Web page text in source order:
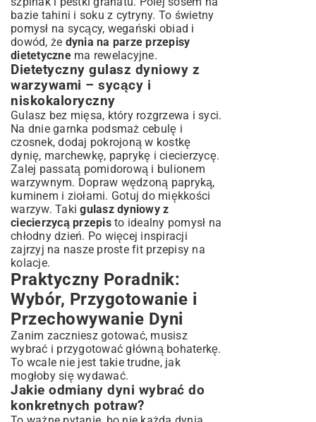
bazie tahini i soku z cytryny. To świetny
pomysł na sycący, wegański obiad i
dowód, że dynia na parze przepisy
dietetycznema rewelacyjne.
Dietetyczny gulasz dyniowy z
warzywami – sycący i
niskokaloryczny
Gulasz bez mięsa, który rozgrzewa i syci.
Na dnie garnka podsmaż cebulę i
czosnek, dodaj pokrojoną w kostkę
dynię, marchewkę, paprykę i ciecierzycę.
Zalej passatą pomidorową i bulionem
warzywnym. Dopraw wędzoną papryką,
kuminem i ziołami. Gotuj do miękkości
warzyw. Takigulasz dyniowy z
ciecierzycą przepisto idealny pomysł na
chłodny dzień. Po więcej inspiracji
zajrzyj na nasze proste fit przepisy na
kolacje.
Praktyczny Poradnik:
Wybór, Przygotowanie i
Przechowywanie Dyni
Zanim zaczniesz gotować, musisz
wybrać i przygotować główną bohaterkę.
To wcale nie jest takie trudne, jak
mogłoby się wydawać.
Jakie odmiany dyni wybrać do
konkretnych potraw?